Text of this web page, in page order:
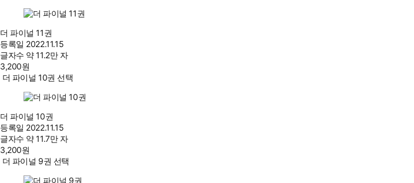
더 파이널 11권
등록일 2022.11.15
글자수 약 11.2만 자
3,200원
더 파이널 10권 선택
더 파이널 10권
등록일 2022.11.15
글자수 약 11.7만 자
3,200원
더 파이널 9권 선택